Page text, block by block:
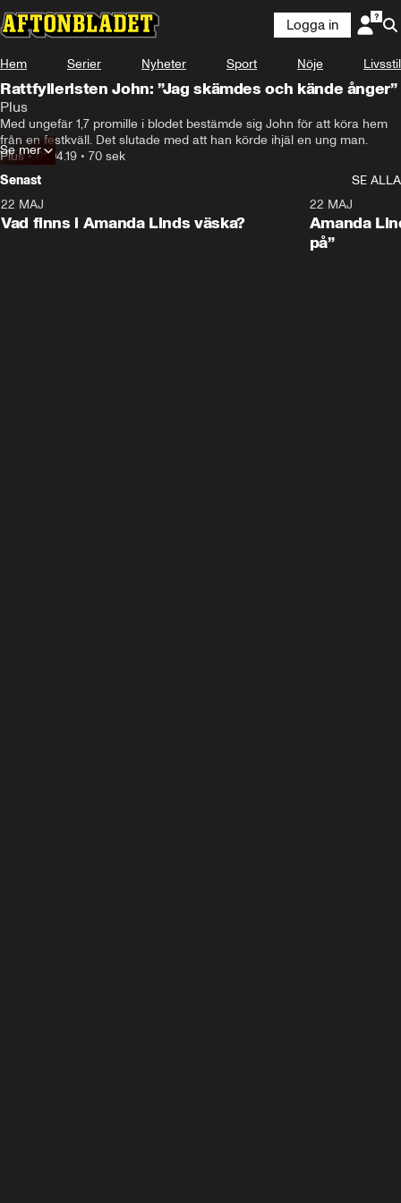
Logga in
Hem Serier Nyheter Sport Nöje Livsstil
Rattfylleristen John: ”Jag skämdes och kände ånger”
Plus
Med ungefär 1,7 promille i blodet bestämde sig John för att köra hem
från en festkväll. Det slutade med att han körde ihjäl en ung man.
Plus•01.04.19 • 70 sek
Se mer
Senast
SE ALLA
Plus
22 MAJ
Vad finns i Amanda Linds väska?
Plus
22 MAJ
Amanda
på”